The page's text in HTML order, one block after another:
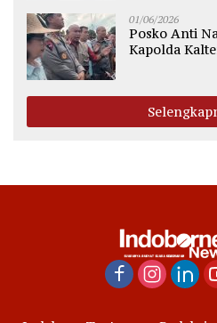
01/06/2026
Posko Anti
Kapolda